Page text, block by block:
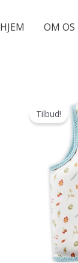
HJEM OM OS
Tilbud!